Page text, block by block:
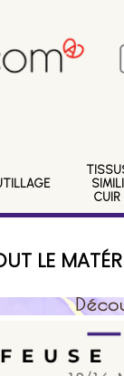
SIMILI
CUIR
LE